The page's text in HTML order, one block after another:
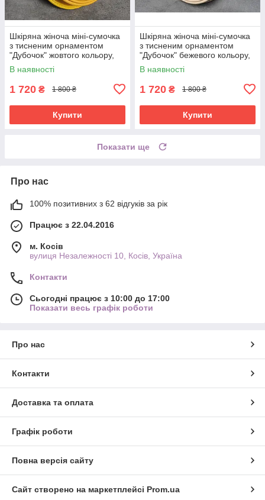
Шкіряна жіноча міні-сумочка
з тисненим орнаментом
"Дубочок" жовтого кольору,
16×19×6 см
В наявності
1 720 ₴ 1 800 ₴
Купити
Шкіряна жіноча міні-сумочка
з тисненим орнаментом
"Дубочок" бежевого кольору,
16×19×6 см
В наявності
1 720 ₴ 1 800 ₴
Купити
Показати ще
Про нас
100% позитивних з 62 відгуків за рік
Працює з 22.04.2016
м. Косів
вулиця Незалежності 10, Косів, Україна
Контакти
Сьогодні працює з 10:00 до 17:00
Показати весь графік роботи
Про нас
Контакти
Доставка та оплата
Графік роботи
Повна версія сайту
Сайт створено на маркетплейсі Prom.ua